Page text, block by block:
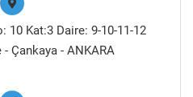
10 Kat:3 Daire: 9-10-11-12
- Çankaya - ANKARA